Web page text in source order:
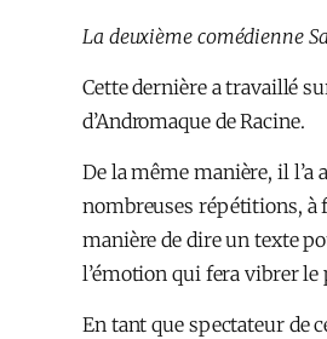
La deuxième comédienne
Cette dernière a travaillé
d’Andromaque de Racine.
De la même manière, il l’a
nombreuses répétitions, à
manière de dire un texte
l’émotion qui fera vibrer le
En tant que spectateur de